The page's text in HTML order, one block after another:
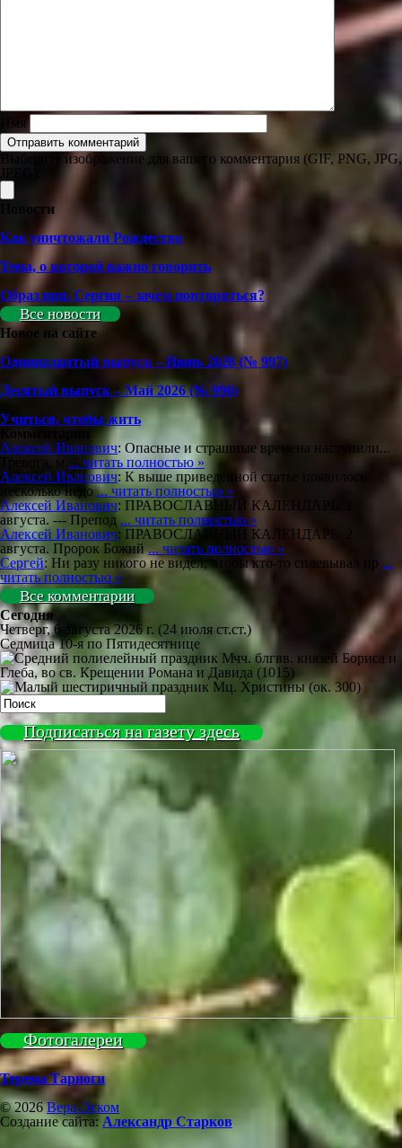
Имя
Выберите изображение для вашего комментария (GIF, PNG, JPG,
Новости
Как уничтожали Рождество
Тема, о которой важно говорить
Образ прп. Сергия – зачем повторяться?
Все новости
Новое на сайте
Одиннадцатый выпуск – Июнь 2026 (№ 997)
Деcятый выпуск – Май 2026 (№ 996)
Учиться, чтобы жить
Комментарии
Алексей Иванович: Опасные и страшные времена наступили...
... читать полностью »
Алексей Иванович: К выше приведённой статье появилось
несколько недо... читать полностью »
Алексей Иванович: ПРАВОСЛАВНЫЙ КАЛЕНДАРЬ. 1
августа. --- Препод... читать полностью »
Алексей Иванович: ПРАВОСЛАВНЫЙ КАЛЕНДАРЬ. 2
августа. Пророк Божий... читать полностью »
Сергей: Ни разу никого не видел, чтобы кто-то сплевывал пр ...
читать полностью »
Все комментарии
Сегодня
Четверг, 6 августа 2026 г. (24 июля ст.ст.)
Седмица 10-я по Пятидесятнице
Мчч. блгвв. князей Бориса и
Глеба, во св. Крещении Романа и Давида (1015)
Мц. Христины (ок. 300)
Подписаться на газету здесь
Фотогалереи
Терема Тарноги
© 2026Вера-Эском
Создание сайта: Александр Старков